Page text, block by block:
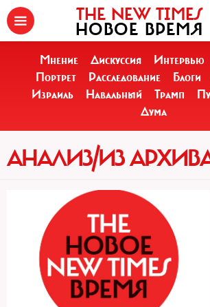
THE NEW TIMES
НОВОЕ ВРЕМЯ
Мнение Дискуссия Интервью
Портрет
Расследование Блоги
Израиль
Навальный Трамп
Дума
АНАЛИЗ/ИЗ